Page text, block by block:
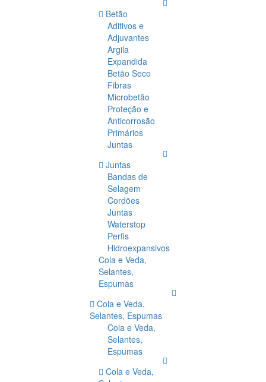
Betão
Aditivos e
Adjuvantes
Argila
Expandida
Betão Seco
Fibras
Microbetão
Proteção e
Anticorrosão
Primários
Juntas
Juntas
Bandas de
Selagem
Cordões
Juntas
Waterstop
Perfis
Hidroexpansivos
Cola e Veda,
Selantes,
Espumas
Cola e Veda,
Selantes, Espumas
Cola e Veda,
Selantes,
Espumas
Cola e Veda,